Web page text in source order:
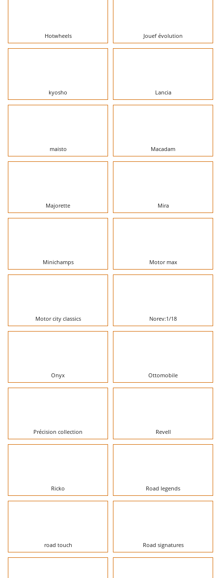
Hotwheels Jouef évolution
kyosho Lancia
maisto Macadam
Majorette Mira
Minichamps Motor max
Motor city classics Norev:1/18
Onyx Ottomobile
Précision collection Revell
Ricko Road legends
road touch Road signatures